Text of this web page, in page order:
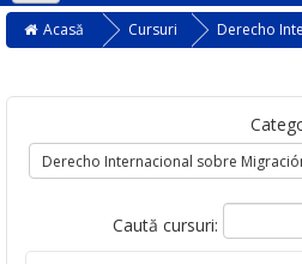
Română ‎(ro)‎
Acasă Cursuri Derecho
Caută cursuri: